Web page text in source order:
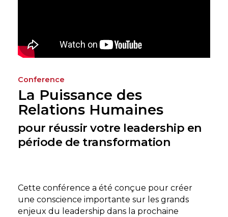
Conference
La Puissance des
Relations Humaines
pour réussir votre leadership en
période de transformation
Cette conférence a été conçue pour créer
une conscience importante sur les grands
enjeux du leadership dans la prochaine